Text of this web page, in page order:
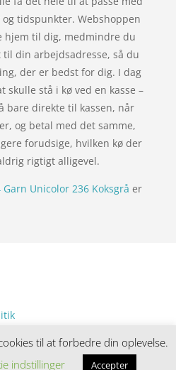
tidspunkter. Webshoppen
hjem til dig, medmindre du
din arbejdsadresse, så du
der er bedst for dig. I dag
stå i kø ved en kasse –
bare direkte til kassen, når
og betal med det samme,
forudsige, hvilken kø der
rigtigt alligevel.
Unicolor 236 Koksgrå er
et bredt udvalg af
er et affiiliatesite, og nogle
til at forbedre din oplevelse.
indstillinger Accepter